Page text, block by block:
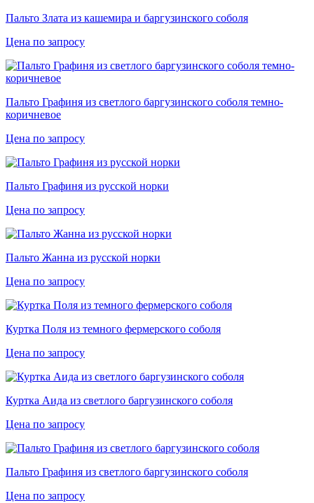
Пальто Злата из кашемира и баргузинского соболя
Цена по запросу
Пальто Графиня из светлого баргузинского соболя темно-
коричневое
Цена по запросу
Пальто Графиня из русской норки
Цена по запросу
Пальто Жанна из русской норки
Цена по запросу
Куртка Поля из темного фермерского соболя
Цена по запросу
Куртка Аида из светлого баргузинского соболя
Цена по запросу
Пальто Графиня из светлого баргузинского соболя
Цена по запросу